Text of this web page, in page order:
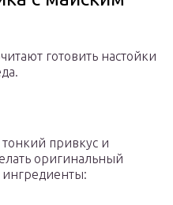
готовить настойки
тонкий привкус и
оригинальный
ингредиенты: